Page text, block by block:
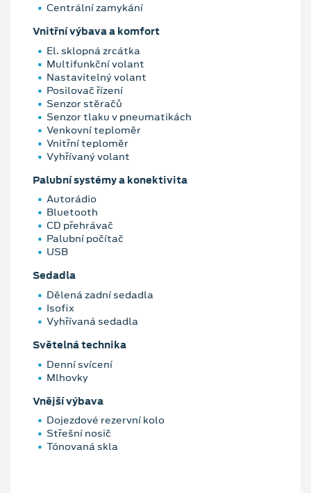
Centrální zamykání
Vnitřní výbava a komfort
El. sklopná zrcátka
Multifunkční volant
Nastavitelný volant
Posilovač řízení
Senzor stěračů
Senzor tlaku v pneumatikách
Venkovní teploměr
Vnitřní teploměr
Vyhřívaný volant
Palubní systémy a konektivita
Autorádio
Bluetooth
CD přehrávač
Palubní počítač
USB
Sedadla
Dělená zadní sedadla
Isofix
Vyhřívaná sedadla
Světelná technika
Denní svícení
Mlhovky
Vnější výbava
Dojezdové rezervní kolo
Střešní nosič
Tónovaná skla